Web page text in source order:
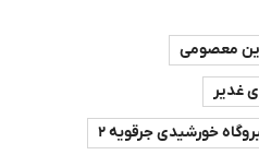
جرقویه ۲